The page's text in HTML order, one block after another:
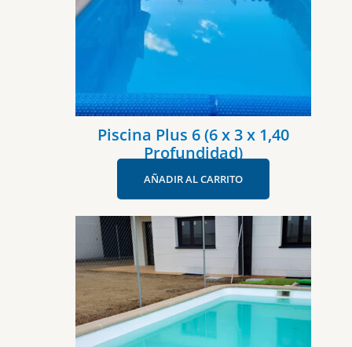
Piscina Plus 6 (6 x 3 x 1,40
Profundidad)
AÑADIR AL CARRITO